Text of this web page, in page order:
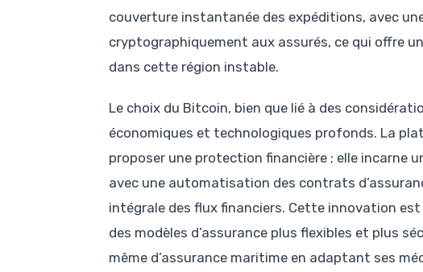
couverture instantanée des expéditions, avec
cryptographiquement aux assurés, ce qui offre
dans cette région instable.
Le choix du Bitcoin, bien que lié à des
économiques et technologiques profonds. La
proposer une protection financière ; elle incarne
avec une automatisation des contrats
intégrale des flux financiers. Cette innovation
des modèles d’assurance plus flexibles et plus
même d’assurance maritime en adaptant ses